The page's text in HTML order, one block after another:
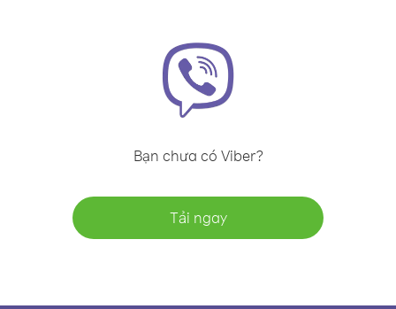
Bạn chưa có Viber?
Tải ngay